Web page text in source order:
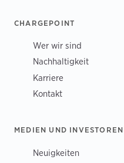
CHARGEPOINT
Wer wir sind
Nachhaltigkeit
Karriere
Kontakt
MEDIEN UND INVESTOREN
Neuigkeiten